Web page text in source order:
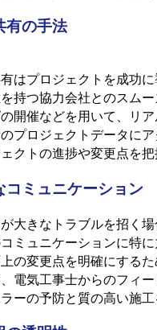
有の手法
はプロジェクトを成功に
持つ協力会社とのスムー
開催などを用いて、リ
プロジェクトデータに
クトの進捗や変更点を
ミュニケーション
大きなトラブルを招く場
ミュニケーションに特に
の変更点を明確にする
電気工事士からのフィ
ーの予防と質の高い施工